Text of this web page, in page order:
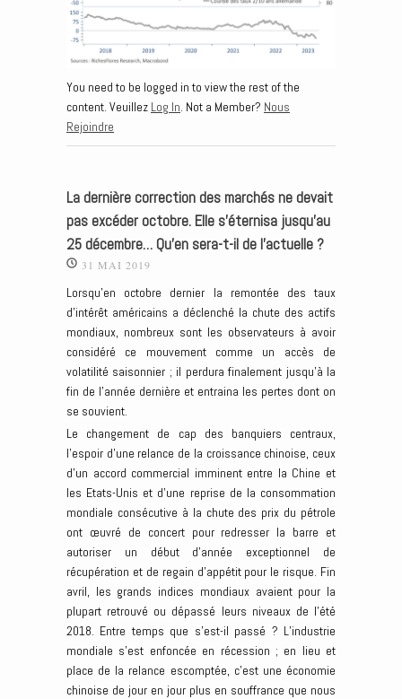
You need to be logged in to view the rest of the
content. Veuillez Log In. Not a Member? Nous
Rejoindre
La dernière correction des marchés ne devait
pas excéder octobre. Elle s’éternisa jusqu’au
25 décembre… Qu’en sera-t-il de l’actuelle ?
31 MAI 2019
Lorsqu’en octobre dernier la remontée des taux
d’intérêt américains a déclenché la chute des actifs
mondiaux, nombreux sont les observateurs à avoir
considéré ce mouvement comme un accès de
volatilité saisonnier ; il perdura finalement jusqu’à la
fin de l’année dernière et entraina les pertes dont on
se souvient.
Le changement de cap des banquiers centraux,
l’espoir d’une relance de la croissance chinoise, ceux
d’un accord commercial imminent entre la Chine et
les Etats-Unis et d’une reprise de la consommation
mondiale consécutive à la chute des prix du pétrole
ont œuvré de concert pour redresser la barre et
autoriser un début d’année exceptionnel de
récupération et de regain d’appétit pour le risque. Fin
avril, les grands indices mondiaux avaient pour la
plupart retrouvé ou dépassé leurs niveaux de l’été
2018. Entre temps que s’est-il passé ? L’industrie
mondiale s’est enfoncée en récession ; en lieu et
place de la relance escomptée, c’est une économie
chinoise de jour en jour plus en souffrance que nous